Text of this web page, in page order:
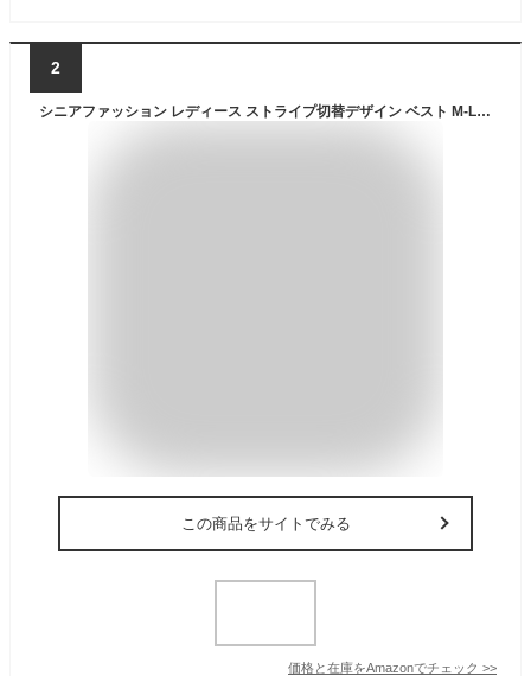
2
シニアファッション レディース ストライプ切替デザイン ベスト M-L ネイビー
この商品をサイトでみる
価格と在庫をAmazonでチェック >>